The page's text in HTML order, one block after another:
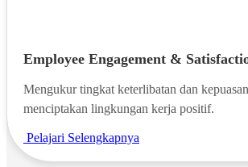
Employee Engagement &
Mengukur tingkat keterlibatan dan
menciptakan lingkungan kerja positif.
Pelajari Selengkapnya